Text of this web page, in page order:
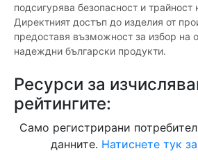
подсигурява безопасност и трайност
Директният достъп до изделия от
предоставя възможност за избор на
надеждни български продукти.
Ресурси за
рейтингите:
Само регистрирани
данните. Натиснете тук